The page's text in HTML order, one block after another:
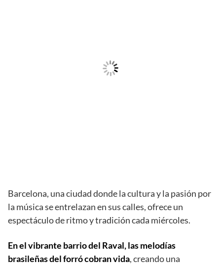
Barcelona, ​​una ciudad donde la cultura y la pasión por
la música se entrelazan en sus calles, ofrece un
espectáculo de ritmo y tradición cada miércoles.
En el vibrante barrio del Raval, las melodías
brasileñas del forró cobran vida, creando una